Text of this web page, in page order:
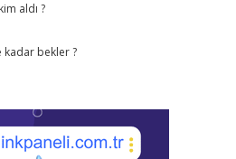
aldı ?
kadar bekler ?